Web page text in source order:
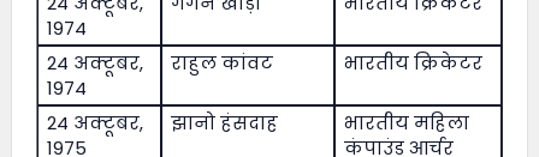
1974
24 अक्टूबर,
1974
राहुल कांवट भारतीय क्रिकेटर
24 अक्टूबर,
1975
झानो हंसदाह
भारतीय महिला
कंपाउंड आर्चर